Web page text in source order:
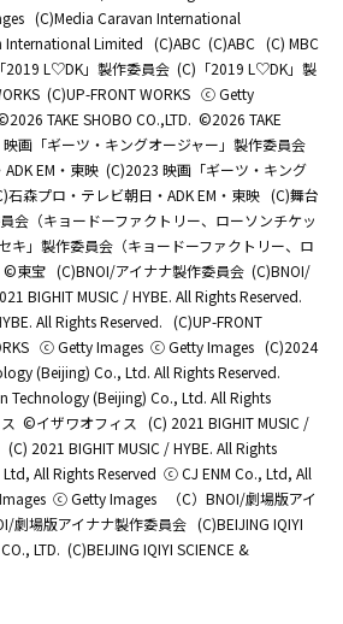
(C)Media Caravan International
International Limited (C)ABC (C)ABC (C) MBC
2019 L♡DK」製作委員会 (C)「2019 L♡DK」製
(C)UP-FRONT WORKS ⓒ Getty
TAKE SHOBO CO.,LTD. ©2026 TAKE
画「ギーツ・キングオージャー」製作委員会
EM・東映 (C)2023 映画「ギーツ・キング
石森プロ・テレビ朝日・ADK EM・東映 (C)舞台
会（キョードーファクトリー、ローソンチケッ
キ」製作委員会（キョードーファクトリー、ロ
©東宝 (C)BNOI/アイナナ製作委員会 (C)BNOI/
BIGHIT MUSIC / HYBE. All Rights Reserved.
All Rights Reserved. (C)UP-FRONT
ⓒ Getty Images ⓒ Getty Images (C)2024
(Beijing) Co., Ltd. All Rights Reserved.
Technology (Beijing) Co., Ltd. All Rights
©イザワオフィス
(C) 2021 BIGHIT MUSIC /
(C) 2021 BIGHIT MUSIC / HYBE. All Rights
All Rights Reserved ⓒ CJ ENM Co., Ltd, All
ⓒ Getty Images
（C）BNOI/劇場版アイ
劇場版アイナナ製作委員会 (C)BEIJING IQIYI
LTD. (C)BEIJING IQIYI SCIENCE &